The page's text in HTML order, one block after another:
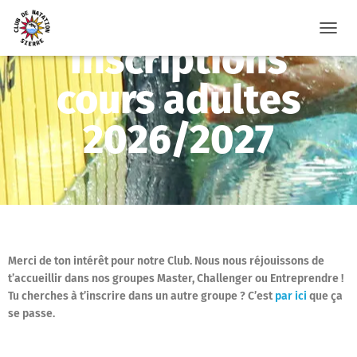
u
v
i
r
/
f
e
r
m
e
a
v
Inscriptions
cours adultes
2026/2027
Merci de ton intérêt pour notre Club. Nous nous réjouissons de
t’accueillir dans nos groupes Master, Challenger ou Entreprendre !
Tu cherches à t’inscrire dans un autre groupe ? C’est par ici que ça
se passe.